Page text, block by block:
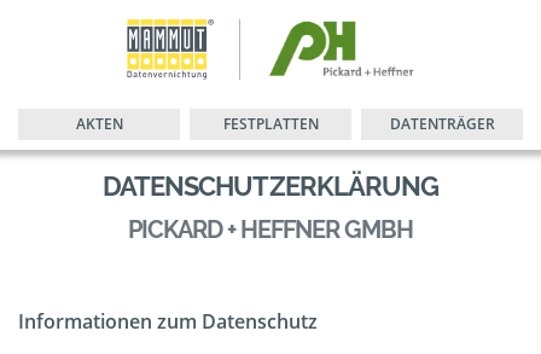
AKTEN FESTPLATTEN DATENTRÄGER
DATENSCHUTZERKLÄRUNG
PICKARD + HEFFNER GMBH
Informationen zum Datenschutz